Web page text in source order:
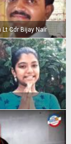
Cdr Bijay Nair